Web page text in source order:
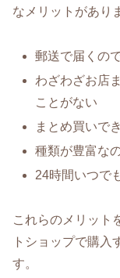
なメリットがあり
郵送で届くの
わざわざお店
ことがない
まとめ買いで
種類が豊富な
24時間いつで
これらのメリット
トショップで購入
す。